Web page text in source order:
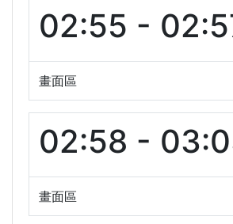
02:55 -
畫面區
02:58 -
畫面區